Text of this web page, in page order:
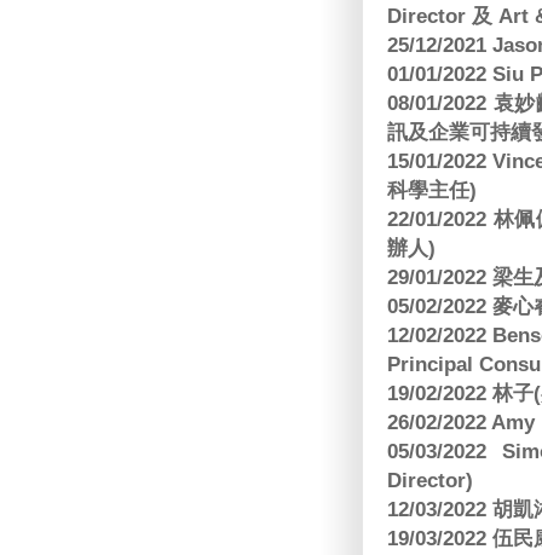
Director 及 Art
25/12/2021
01/01/2022 Siu
08/01/2022 袁
訊及企業可持續
15/01/2022
科學主任)
22/01/2022 林
辦人)
29/01/2022 梁
05/02/2022 麥
12/02/2022
Principal
19/02/2022 林
26/02/2022
05/03/2022
Director)
12/03/2022 胡
19/03/2022 伍